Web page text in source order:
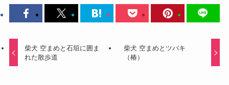
柴犬 空まめと石垣に囲ま
れた散歩道
柴犬 空まめとツバキ
（椿）